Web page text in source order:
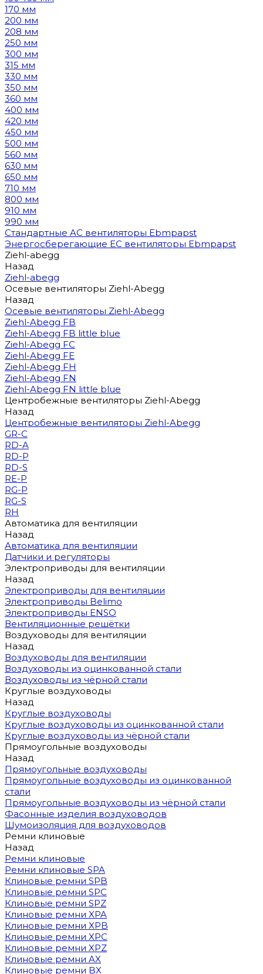
170 мм
200 мм
208 мм
250 мм
300 мм
315 мм
330 мм
350 мм
360 мм
400 мм
420 мм
450 мм
500 мм
560 мм
630 мм
650 мм
710 мм
800 мм
910 мм
990 мм
Стандартные AC вентиляторы Ebmpapst
Энергосберегающие EC вентиляторы Ebmpapst
Ziehl-abegg
Назад
Ziehl-abegg
Осевые вентиляторы Ziehl-Abegg
Назад
Осевые вентиляторы Ziehl-Abegg
Ziehl-Abegg FB
Ziehl-Abegg FB little blue
Ziehl-Abegg FC
Ziehl-Abegg FE
Ziehl-Abegg FH
Ziehl-Abegg FN
Ziehl-Abegg FN little blue
Центробежные вентиляторы Ziehl-Abegg
Назад
Центробежные вентиляторы Ziehl-Abegg
GR-C
RD-A
RD-P
RD-S
RE-P
RG-P
RG-S
RH
Автоматика для вентиляции
Назад
Автоматика для вентиляции
Датчики и регуляторы
Электроприводы для вентиляции
Назад
Электроприводы для вентиляции
Электроприводы Belimo
Электроприводы ENSO
Вентиляционные решётки
Воздуховоды для вентиляции
Назад
Воздуховоды для вентиляции
Воздуховоды из оцинкованной стали
Воздуховоды из чёрной стали
Круглые воздуховоды
Назад
Круглые воздуховоды
Круглые воздуховоды из оцинкованной стали
Круглые воздуховоды из чёрной стали
Прямоугольные воздуховоды
Назад
Прямоугольные воздуховоды
Прямоугольные воздуховоды из оцинкованной
стали
Прямоугольные воздуховоды из чёрной стали
Фасонные изделия воздуховодов
Шумоизоляция для воздуховодов
Ремни клиновые
Назад
Ремни клиновые
Ремни клиновые SPA
Клиновые ремни SPB
Клиновые ремни SPC
Клиновые ремни SPZ
Клиновые ремни XPA
Клиновые ремни XPB
Клиновые ремни XPC
Клиновые ремни XPZ
Клиновые ремни AX
Клиновые ремни BX